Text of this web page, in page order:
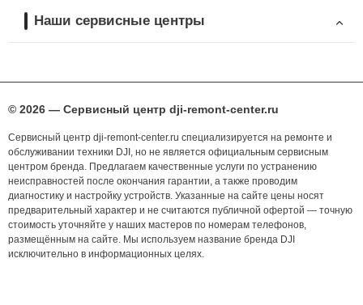
Наши сервисные центры
© 2026 — Сервисный центр dji-remont-center.ru
Сервисный центр dji-remont-center.ru специализируется на ремонте и
обслуживании техники DJI, но не является официальным сервисным
центром бренда. Предлагаем качественные услуги по устранению
неисправностей после окончания гарантии, а также проводим
диагностику и настройку устройств. Указанные на сайте цены носят
предварительный характер и не считаются публичной офертой — точную
стоимость уточняйте у наших мастеров по номерам телефонов,
размещённым на сайте. Мы используем название бренда DJI
исключительно в информационных целях.